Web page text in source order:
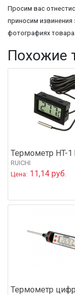
Просим вас
приносим
фотографиях товара.
Похожие
Термометр HT-1
RUICHI
Цена: 11,14 руб.
Термометр